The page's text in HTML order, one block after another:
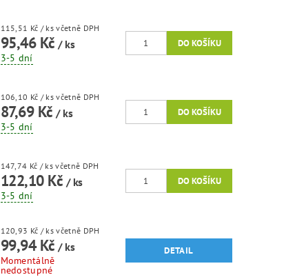
115,51 Kč / ks včetně DPH
95,46 Kč/ ks
3-5 dní
106,10 Kč / ks včetně DPH
87,69 Kč/ ks
3-5 dní
147,74 Kč / ks včetně DPH
122,10 Kč / ks
3-5 dní
120,93 Kč / ks včetně DPH
99,94 Kč/ ks
Momentálně
nedostupné
DETAIL